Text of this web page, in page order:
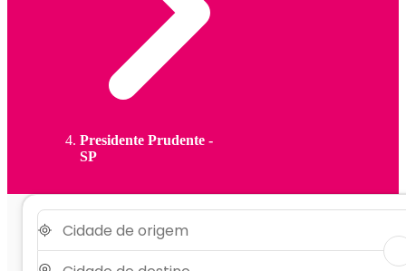
Presidente Prudente -
SP